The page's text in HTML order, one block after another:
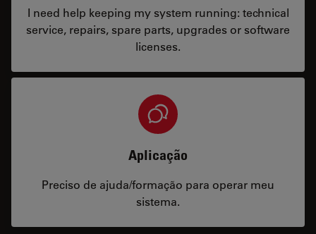
I need help keeping my system running: technical
service, repairs, spare parts, upgrades or software
licenses.
Aplicação
Preciso de ajuda/formação para operar meu
sistema.